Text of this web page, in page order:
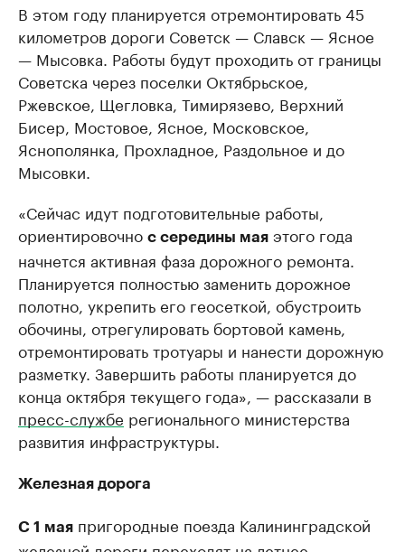
В этом году планируется отремонтировать 45
километров дороги Советск — Славск — Ясное
— Мысовка. Работы будут проходить от границы
Советска через поселки Октябрьское,
Ржевское, Щегловка, Тимирязево, Верхний
Бисер, Мостовое, Ясное, Московское,
Яснополянка, Прохладное, Раздольное и до
Мысовки.
«Сейчас идут подготовительные работы,
ориентировочно с середины мая этого года
начнется активная фаза дорожного ремонта.
Планируется полностью заменить дорожное
полотно, укрепить его геосеткой, обустроить
обочины, отрегулировать бортовой камень,
отремонтировать тротуары и нанести дорожную
разметку. Завершить работы планируется до
конца октября текущего года», — рассказали в
пресс-службе регионального министерства
развития инфраструктуры.
Железная дорога
С 1 мая пригородные поезда Калининградской